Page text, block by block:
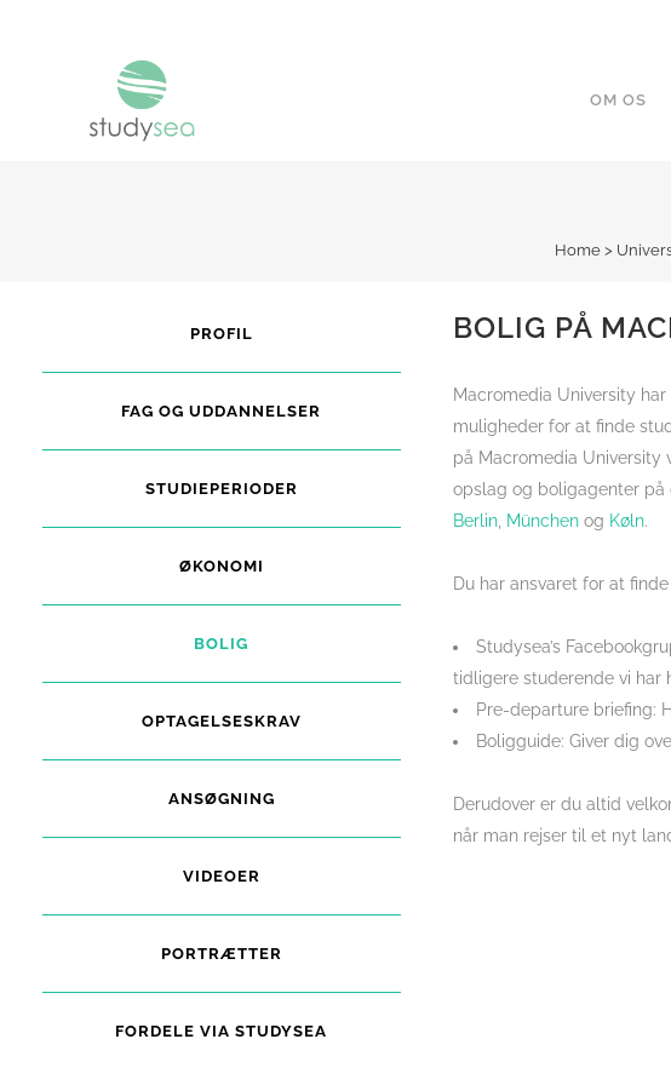
OM OS
Home >
PROFIL
FAG OG UDDANNELSER
STUDIEPERIODER
ØKONOMI
BOLIG
OPTAGELSESKRAV
ANSØGNING
VIDEOER
PORTRÆTTER
FORDELE VIA STUDYSEA
BOLIG PÅ
Macromedia University
muligheder for at finde
på Macromedia University
opslag og boligagenter på
Berlin, Münchenog Køln.
Du har ansvaret for at
Studysea’s
tidligere studerende vi har
Pre-departure briefing:
Boligguide: Giver dig
Derudover er du altid
når man rejser til et nyt